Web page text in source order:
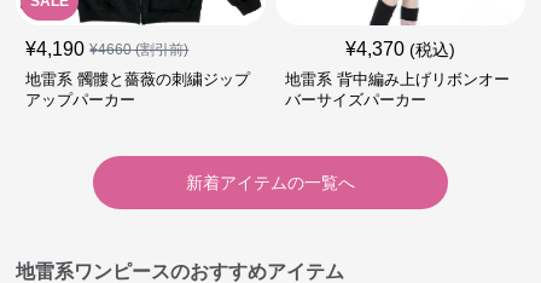
¥4,190 ¥4660(割引前)
地雷系 髑髏と薔薇の刺繍ジップ
アップパーカー
¥4,370 (税込)
地雷系 背中編み上げリボンオー
バーサイズパーカー
新着アイテムの一覧へ
地雷系ワンピースのおすすめアイテム